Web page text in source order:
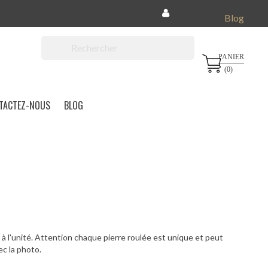
Blog
PANIER
(0)

NOUS BLOG
l'unité. Attention chaque pierre roulée est unique et peut
la photo.